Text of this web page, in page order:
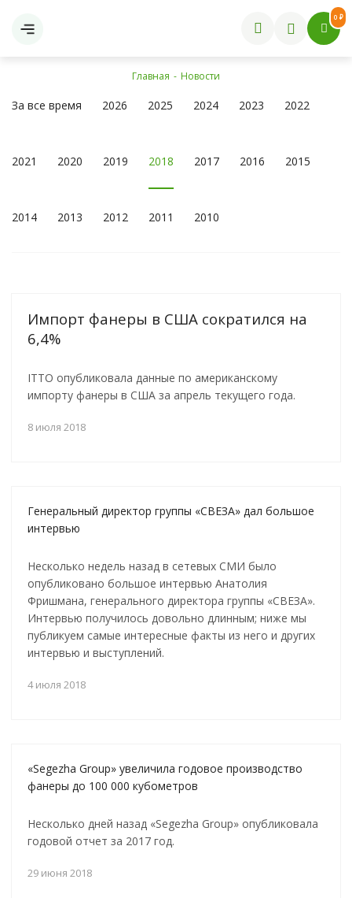
0 ₽
Главная - Новости
За все время 2026 2025 2024 2023 2022
2021 2020 2019 2018 2017 2016 2015
2014 2013 2012 2011 2010
Импорт фанеры в США сократился на
6,4%
ITTO опубликовала данные по американскому
импорту фанеры в США за апрель текущего года.
8 июля 2018
Генеральный директор группы «СВЕЗА» дал большое
интервью
Несколько недель назад в сетевых СМИ было
опубликовано большое интервью Анатолия
Фришмана, генерального директора группы «СВЕЗА».
Интервью получилось довольно длинным; ниже мы
публикуем самые интересные факты из него и других
интервью и выступлений.
4 июля 2018
«Segezha Group» увеличила годовое производство
фанеры до 100 000 кубометров
Несколько дней назад «Segezha Group» опубликовала
годовой отчет за 2017 год.
29 июня 2018